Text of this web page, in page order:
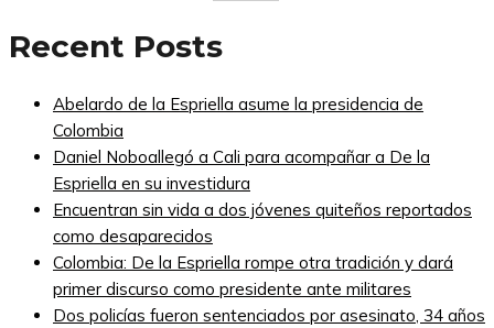
Recent Posts
Abelardo de la Espriella asume la presidencia de
Colombia
Daniel Noboallegó a Cali para acompañar a De la
Espriella en su investidura
Encuentran sin vida a dos jóvenes quiteños reportados
como desaparecidos
Colombia: De la Espriella rompe otra tradición y dará
primer discurso como presidente ante militares
Dos policías fueron sentenciados por asesinato, 34 años